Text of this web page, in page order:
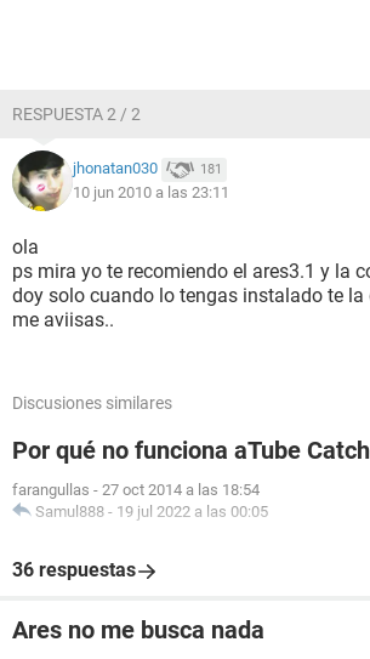
RESPUESTA 2 / 2
jhonatan030 181
10 jun 2010 a las 23:11
ola
ps mira yo te recomiendo el ares3.1 y la
doy solo cuando lo tengas instalado te la
me aviisas..
Discusiones similares
Por qué no funciona aTube
farangullas - 27 oct 2014 a las 18:54
Samul888 - 19 jul 2022 a las 00:05
36 respuestas
Ares no me busca nada